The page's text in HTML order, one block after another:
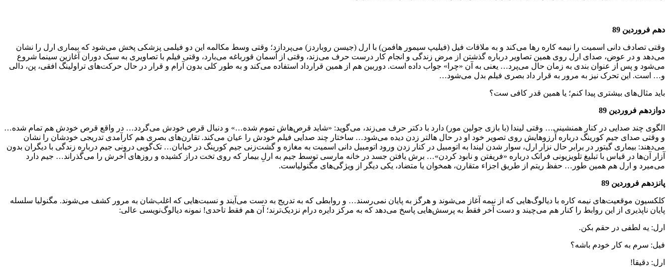
دهم فروردین 89
وقتی تصادف دانی اسمیت را نیمه کاره رها می‌کند و به ملاقات فیل (فیلیپ سیمور هافمن) با ارل (جیسن روباردز) می‌پردازد؛ وقتی وسط مکالمه این دو فیلمی پزشکی پخش می‌شود که بیماری ارل را نشان
می‌دهد و در عوض، صدای ارل روی همین تصاویر درباره گذشتن از مرض زندگی و انجام کار درست حرف می‌زند، وقتی از آسمان قورباغه می‌بارد، وقتی فیلم با تصاویری به سبک دوران آغازین سینما شروع
می‌شود و پس از عنوان بندی به زمان حال می‌پرد… یعنی به آن «چرا» جواب داده است. دوربین هم از همین قرارداد استفاده می‌کند و به طور کلی بدون آرام و قرار در حال حرکت‌های تراولینگ افقی، پن، دالی
و… است. این تحرک نیز به مرور به قرار داد بصری فیلم بدل می‌شود…
باید مثال‌های بیشتری پیدا کنم؛ یا همین قدر کافی ست؟
دوازدهم فروردین 89
الگوی چند صدایی در کنار همنشینی… وقتی لیندا (با بازی جولین مور) دارد با دکتر حرف می‌زند، می‌گوید: «شاید قرص‌هاش تموم شده…» و دنبال قرص خودش می‌گردد… در واقع قرص خودش هم تمام شده…
و وقتی صدای جیم کورینگ درباره آرزوهایش روی تصویر خود او در حال هالتر زدن دیده می‌شود… ساختار چند صدایی فیلم خودش را عیان می‌کند. تقارن‌های بصری هم کارآمدی تدریجی خودشان را نشان
می‌دهند: بیماری گیتور در برابر حال نزار ارل، سوار شدن لیندا به اتومبیل در کنار زدن ورود اتومبیل دانی اسمیت به مغازه و گشت‌زنی جیم کورینگ در خیابان… تک‌گویی درونی جیم درباره زندگی با دیگران بدون
آزار آن‌ها در قیاس با تبلیغ تلویزیونی فرانک درباره «فریفتن و نابود کردن»… برش یافتن جسد در خانه مارسی توسط جیم به ارلِ بیمار که روی تخت دراز کشیده و روزهای آخرش را می‌گذراند… جیم دارد
می‌میرد و ارل هم همین طور… حفظ ریتم از طریق اجزاء متقارن، همخوان یا متضاد، یکی دیگر از ویژگی‌های مگنولیا‌ست.
پانزدهم فروردین 89
کلکسیون موقعیت‌های نیمه کاره با دیالوگ‌هایی که از نیمه آغاز می‌شوند و هرگز به پایان نمی‌رسند… و روابطی که به تدریج به دست می‌آیند و نسبت‌هایی که اغلب‌شان به مرور کشف می‌شوند. مگنولیا سلسله
پایان ناپذیری از این روابط را کنار هم می‌چیند و دست آخر فقط به پرسش‌هایی پاسخ می‌دهد که به مرکز دایره درام نزدیک‌ترند؛ آن هم فقط تاحدی! نمونه دیالوگ‌نویسی عالی:
ارل: یه لطفی در حقم بکن.
فیل: سرم به کار خودم باشه؟
ارل: دقیقا!